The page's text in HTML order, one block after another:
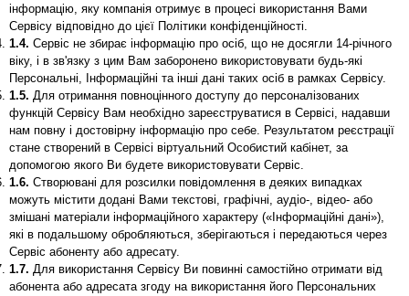
інформацію, яку компанія отримує в процесі використання Вами
Сервісу відповідно до цієї Політики конфіденційності.
1.4. Сервіс не збирає інформацію про осіб, що не досягли 14-річного
віку, і в зв'язку з цим Вам заборонено використовувати будь-які
Персональні, Інформаційні та інші дані таких осіб в рамках Сервісу.
1.5. Для отримання повноцінного доступу до персоналізованих
функцій Сервісу Вам необхідно зареєструватися в Сервісі, надавши
нам повну і достовірну інформацію про себе. Результатом реєстрації
стане створений в Сервісі віртуальний Особистий кабінет, за
допомогою якого Ви будете використовувати Сервіс.
1.6. Створювані для розсилки повідомлення в деяких випадках
можуть містити додані Вами текстові, графічні, аудіо-, відео- або
змішані матеріали інформаційного характеру («Інформаційні дані»),
які в подальшому обробляються, зберігаються і передаються через
Сервіс абоненту або адресату.
1.7. Для використання Сервісу Ви повинні самостійно отримати від
абонента або адресата згоду на використання його Персональних